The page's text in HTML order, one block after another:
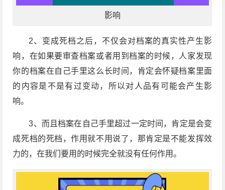
影响
2、变成死档之后，不仅会对档案的真实性产生影
响，在如果要审查档案或者用到档案的时候，人家发现
你的档案在自己手里这么长时间，肯定会怀疑档案里面
的内容是不是有过变动，所以对人品有可能会产生影
响。
3、而且档案在自己手里超过一定时间，肯定是会变
成死档的死档，作用就不用说了，那肯定是不能发挥效
力的，在我们要用的时候完全就没有任何作用。